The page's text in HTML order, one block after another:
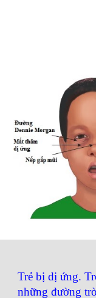
Trẻ bị dị ứng.
những đường